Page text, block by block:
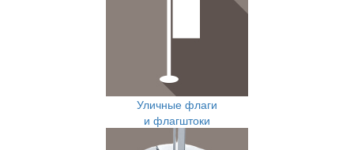
Уличные флаги
и флагштоки